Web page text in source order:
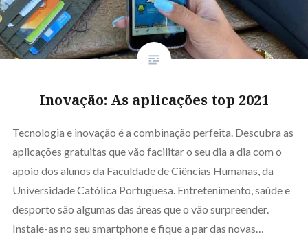
Inovação: As aplicações top 2021
Tecnologia e inovação é a combinação perfeita. Descubra as
aplicações gratuitas que vão facilitar o seu dia a dia com o
apoio dos alunos da Faculdade de Ciências Humanas, da
Universidade Católica Portuguesa. Entretenimento, saúde e
desporto são algumas das áreas que o vão surpreender.
Instale-as no seu smartphone e fique a par das novas…